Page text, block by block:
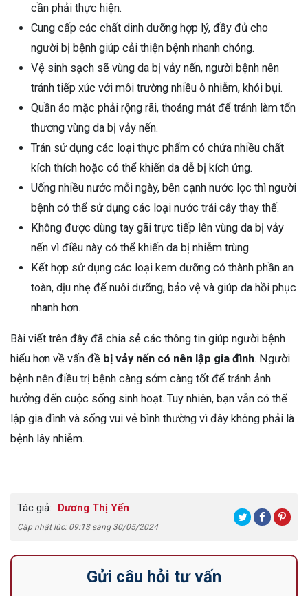
cần phải thực hiện.
Cung cấp các chất dinh dưỡng hợp lý, đầy đủ cho
người bị bệnh giúp cải thiện bệnh nhanh chóng.
Vệ sinh sạch sẽ vùng da bị vảy nến, người bệnh nên
tránh tiếp xúc với môi trường nhiều ô nhiễm, khói bụi.
Quần áo mặc phải rộng rãi, thoáng mát để tránh làm tổn
thương vùng da bị vảy nến.
Trán sử dụng các loại thực phẩm có chứa nhiều chất
kích thích hoặc có thể khiến da dễ bị kích ứng.
Uống nhiều nước mỗi ngày, bên cạnh nước lọc thì người
bệnh có thể sử dụng các loại nước trái cây thay thế.
Không được dùng tay gãi trực tiếp lên vùng da bị vảy
nến vì điều này có thể khiến da bị nhiễm trùng.
Kết hợp sử dụng các loại kem dưỡng có thành phần an
toàn, dịu nhẹ để nuôi dưỡng, bảo vệ và giúp da hồi phục
nhanh hơn.
Bài viết trên đây đã chia sẻ các thông tin giúp người bệnh
hiểu hơn về vấn đề bị vảy nến có nên lập gia đình. Người
bệnh nên điều trị bệnh càng sớm càng tốt để tránh ảnh
hưởng đến cuộc sống sinh hoạt. Tuy nhiên, bạn vẫn có thể
lập gia đình và sống vui vẻ bình thường vì đây không phải là
bệnh lây nhiễm.
Tác giả: Dương Thị Yến
Cập nhật lúc: 09:13 sáng 30/05/2024
Gửi câu hỏi tư vấn